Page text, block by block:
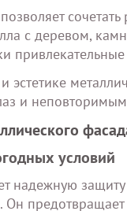
с деревом,
эстетике
и
условий
надежную
Он